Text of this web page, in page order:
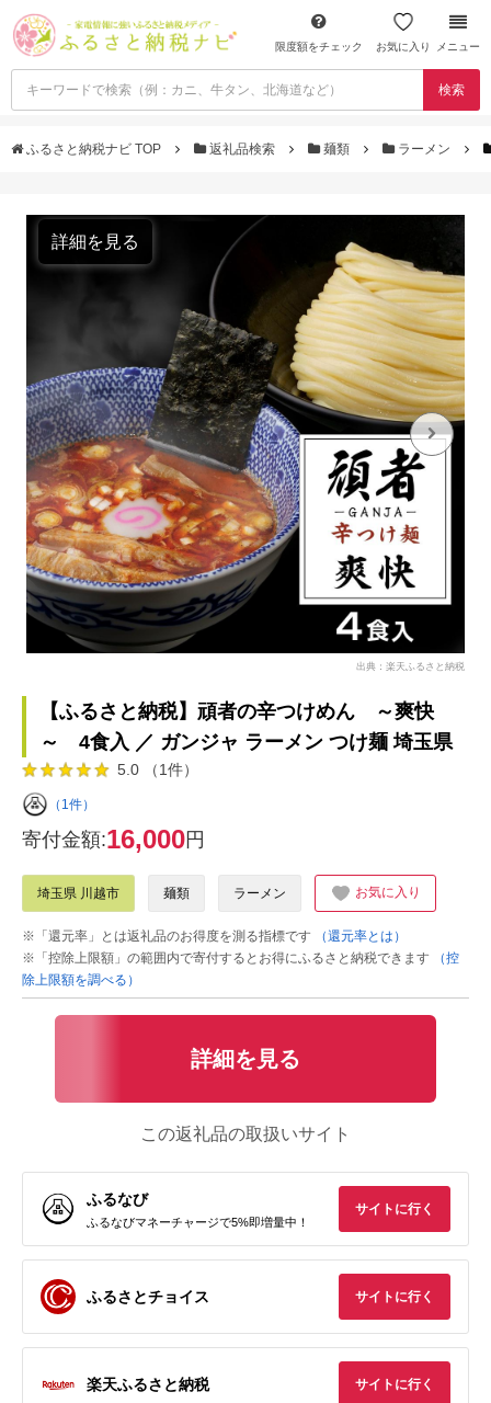
限度額をチェック お気に入り メニュー
検索
ふるさと納税ナビ TOP 返礼品検索 麺類 ラーメン
詳細を見る
出典：楽天ふるさと納税
【ふるさと納税】頑者の辛つけめん ～爽快
～ 4食入 ／ ガンジャ ラーメン つけ麺 埼玉県
5.0 （1件）
（1件）
寄付金額:16,000円
埼玉県 川越市 麺類 ラーメン お気に入り
※「還元率」とは返礼品のお得度を測る指標です
（還元率とは）
※「控除上限額」の範囲内で寄付するとお得にふるさと納税できます
（控
除上限額を調べる）
詳細を見る
この返礼品の取扱いサイト
ふるなび
ふるなびマネーチャージで5%即増量中！
サイトに行く
ふるさとチョイス サイトに行く
楽天ふるさと納税 サイトに行く